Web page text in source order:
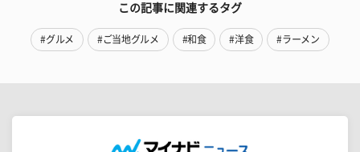
この記事に関連するタグ
#グルメ #ご当地グルメ #和食 #洋食 #ラーメン